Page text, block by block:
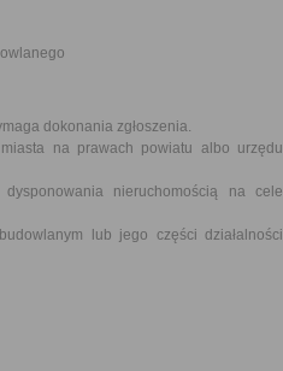
dokonania zgłoszenia.
na prawach powiatu albo urzędu
nieruchomością na cele
lub jego części działalności